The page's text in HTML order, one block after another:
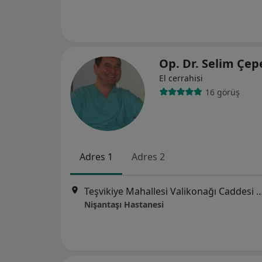
Op. Dr. Selim
El cerrahisi
16 görüş
Adres 1 Adres 2
Teşvikiye Mahallesi Valikonağı
Nişantaşı Hastanesi